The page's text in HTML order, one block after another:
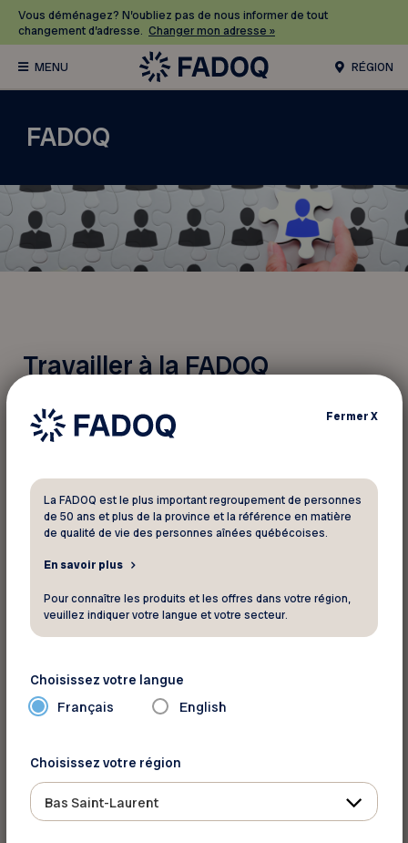
Vous déménagez? N’oubliez pas de nous informer de tout
changement d’adresse. Changer mon adresse »
RÉGION
FADOQ
Travailler à la FADOQ
FermerX
La FADOQ est le plus important regroupement de personnes
de 50 ans et plus de la province et la référence en matière
de qualité de vie des personnes aînées québécoises.
En savoir plus
Pour connaître les produits et les offres dans votre région,
veuillez indiquer votre langue et votre secteur.
Choisissez votre langue
Français English
Choisissez votre région
Bas Saint-Laurent